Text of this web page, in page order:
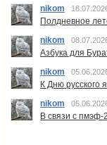
nikom
Полдневное
nikom
Азбука для
nikom
К Дню русского
nikom
В связи с пмэф-